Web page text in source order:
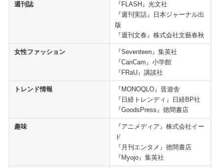
週刊誌
『FLASH』光文社
『週刊実話』日本ジャーナル出
版
『週刊文春』株式会社文藝春秋
女性ファッション
『Seventeen』集英社
『CanCam』小学館
『FRaU』講談社
トレンド情報
『MONOQLO』晋遊舎
『日経トレンディ』日経BP社
『GoodsPress』徳間書店
趣味
『アニメディア』株式会社イー
ド
『月刊エンタメ』徳間書店
『Myojo』集英社